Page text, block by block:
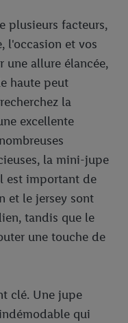
plusieurs facteurs,
l'occasion et vos
une allure élancée,
haute peut
la
excellente
la mini-jupe
est important de
et le jersey sont
tandis que le
une touche de
clé. Une jupe
qui